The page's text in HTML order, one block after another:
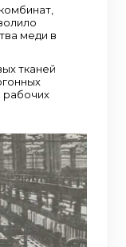
меди в
тканей
рабочих